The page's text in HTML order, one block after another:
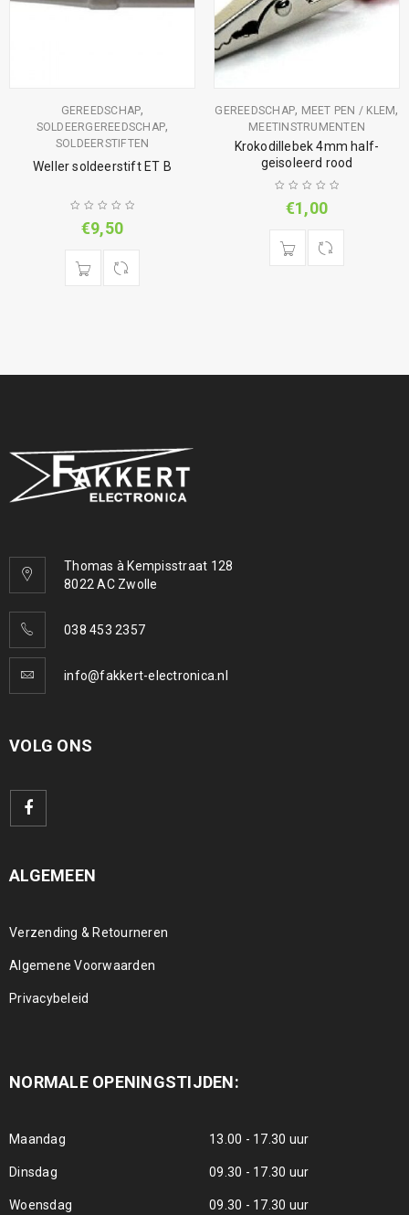
GEREEDSCHAP,
SOLDEERGEREEDSCHAP,
SOLDEERSTIFTEN
Weller soldeerstift ET B
€9,50
GEREEDSCHAP, MEET PEN / KLEM,
MEETINSTRUMENTEN
Krokodillebek 4mm half-
geisoleerd rood
€1,00
Thomas à Kempisstraat 128
8022 AC Zwolle
038 453 2357
info@fakkert-electronica.nl
VOLG ONS
ALGEMEEN
Verzending & Retourneren
Algemene Voorwaarden
Privacybeleid
NORMALE OPENINGSTIJDEN:
Maandag 13.00 - 17.30 uur
Dinsdag 09.30 - 17.30 uur
Woensdag 09.30 - 17.30 uur